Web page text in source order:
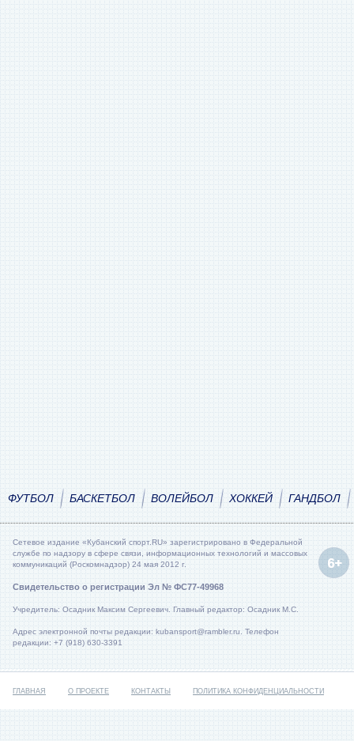
ФУТБОЛ БАСКЕТБОЛ ВОЛЕЙБОЛ ХОККЕЙ ГАНДБОЛ
Сетевое издание «Кубанский спорт.RU» зарегистрировано в Федеральной
службе по надзору в сфере связи, информационных технологий и массовых
коммуникаций (Роскомнадзор) 24 мая 2012 г.
Свидетельство о регистрации Эл № ФС77-49968
Учредитель: Осадник Максим Сергеевич. Главный редактор: Осадник М.С.
Адрес электронной почты редакции: kubansport@rambler.ru. Телефон
редакции: +7 (918) 630-3391
ГЛАВНАЯ О ПРОЕКТЕ КОНТАКТЫ ПОЛИТИКА КОНФИДЕНЦИАЛЬНОСТИ